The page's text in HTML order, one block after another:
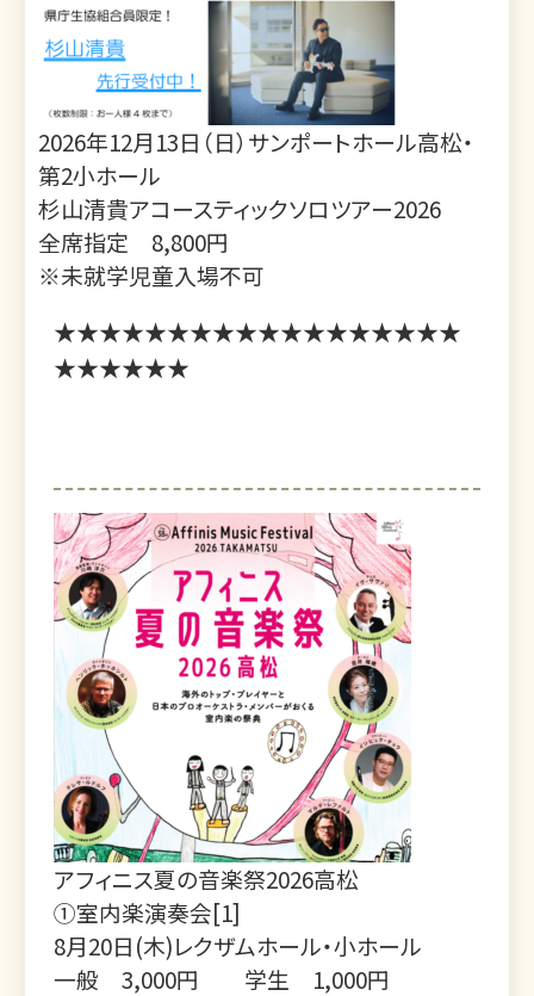
2026年12月13日（日）サンポートホール高松・
第2小ホール
杉山清貴アコースティックソロツアー2026
全席指定 8,800円
※未就学児童入場不可
★★★★★★★★★★★★★★★★★★
★★★★★★
アフィニス夏の音楽祭2026高松
①室内楽演奏会[1]
8月20日(木)レクザムホール・小ホール
一般 3,000円 学生 1,000円